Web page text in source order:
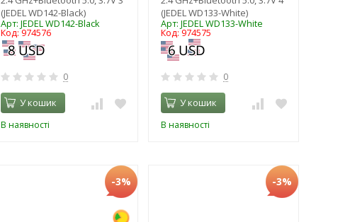
(JEDEL WD142-Black)
Арт: JEDEL WD142-Black
Код: 974576
0
У кошик
В наявності
(JEDEL WD133-White)
Арт: JEDEL WD133-White
Код: 974575
0
У кошик
В наявності
-3% -3%